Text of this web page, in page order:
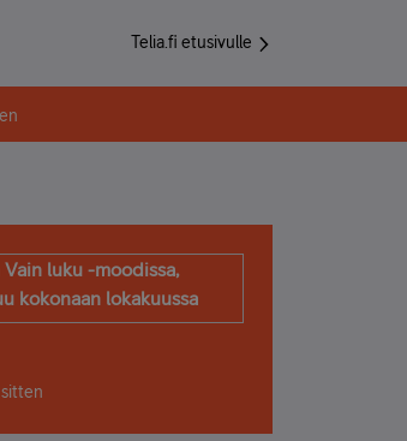
Telia.fi etusivulle
luku -moodissa,
kokonaan lokakuussa